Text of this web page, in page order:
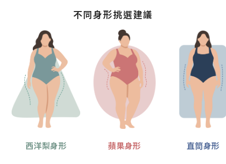
不同身形挑選建議
西洋梨身形 蘋果身形 直筒身形